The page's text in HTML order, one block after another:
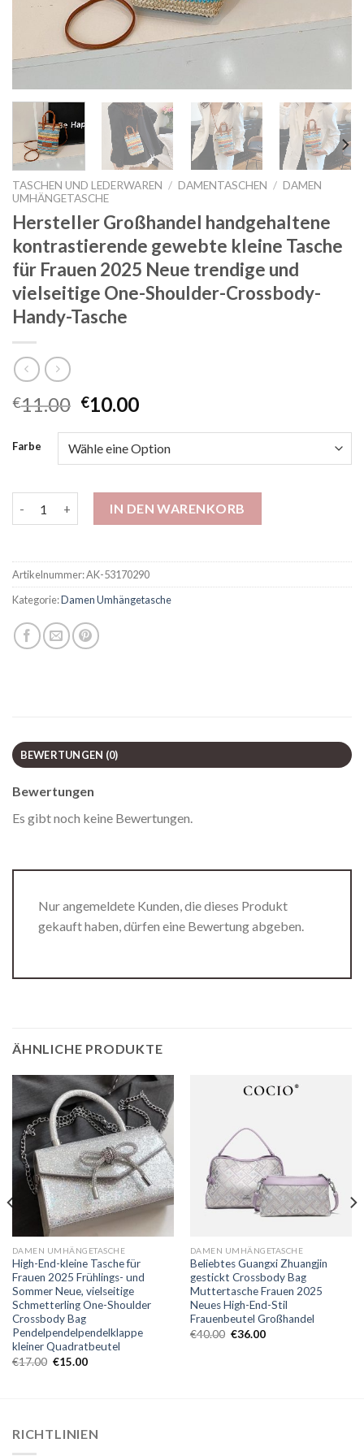
TASCHEN UND LEDERWAREN / DAMENTASCHEN / DAMEN
UMHÄNGETASCHE
Hersteller Großhandel handgehaltene
kontrastierende gewebte kleine Tasche
für Frauen 2025 Neue trendige und
vielseitige One-Shoulder-Crossbody-
Handy-Tasche
€11.00 €10.00
Farbe
IN DEN WARENKORB
Artikelnummer:AK-53170290
Kategorie:Damen Umhängetasche
BEWERTUNGEN (0)
Bewertungen
Es gibt noch keine Bewertungen.
Nur angemeldete Kunden, die dieses Produkt
gekauft haben, dürfen eine Bewertung abgeben.
ÄHNLICHE PRODUKTE
DAMEN UMHÄNGETASCHE
High-End-kleine Tasche für
Frauen 2025 Frühlings- und
Sommer Neue, vielseitige
Schmetterling One-Shoulder
Crossbody Bag
Pendelpendelpendelklappe
kleiner Quadratbeutel
€17.00 €15.00
DAMEN UMHÄNGETASCHE
Beliebtes Guangxi Zhuangjin
gestickt Crossbody Bag
Muttertasche Frauen 2025
Neues High-End-Stil
Frauenbeutel Großhandel
€40.00 €36.00
RICHTLINIEN